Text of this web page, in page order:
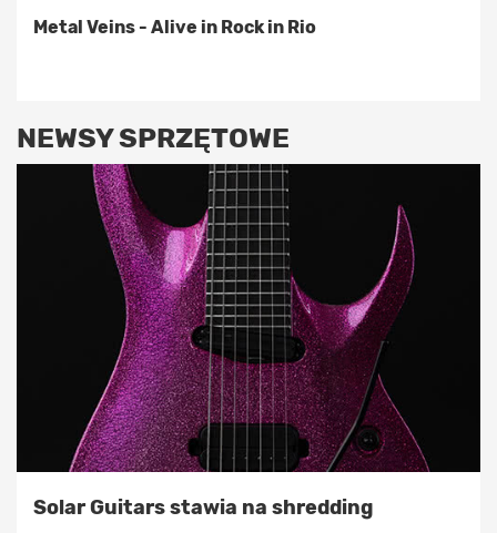
Metal Veins - Alive in Rock in Rio
NEWSY SPRZĘTOWE
Solar Guitars stawia na shredding